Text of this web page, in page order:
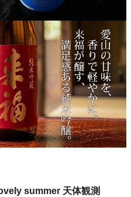
summer 天体観測